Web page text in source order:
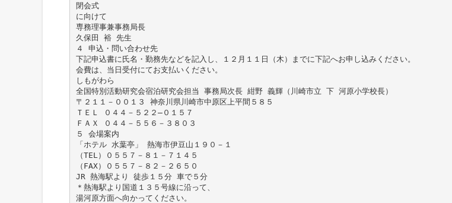
閉会式
に向けて
専務理事兼事務局長
久保田 裕 先生
４ 申込・問い合わせ先
下記申込書に氏名・勤務先などを記入し、１２月１１日（木）までに下記へお申し込みください。
会費は、当日受付にてお支払いください。
しもがわら
全国特別活動研究会宿泊研究会担当 事務局次長 紺野 義輝（川崎市立 下 河原小学校長）
〒２１１－００１３ 神奈川県川崎市中原区上平間５８５
ＴＥＬ ０４４－５２２―０１５７
ＦＡＸ ０４４－５５６－３８０３
５ 会場案内
「ホテル 水葉亭」 熱海市伊豆山１９０－１
（TEL）０５５７－８１－７１４５
（FAX）０５５７－８２－２６５０
JR 熱海駅より 徒歩１５分 車で５分
＊熱海駅より国道１３５号線に沿って、
湯河原方面へ向かってください。